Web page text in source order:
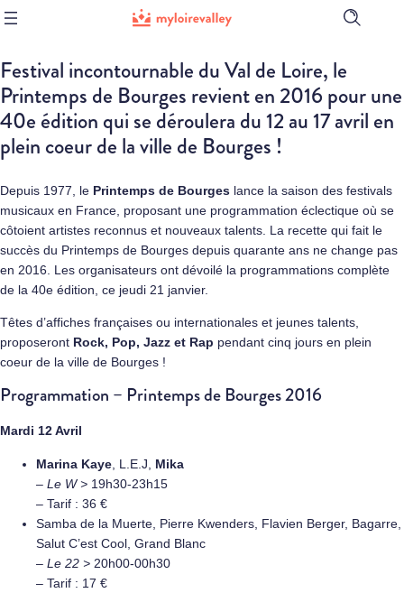
Ouvrir
Festival incontournable duVal de Loire, le
Printemps de Bourges revient en 2016 pour une
40e édition qui se déroulera du 12 au 17 avril en
plein coeur de la ville de Bourges !
Depuis 1977, le Printemps de Bourges lance la saison des festivals
musicaux en France, proposant une programmation éclectique où se
côtoient artistes reconnus et nouveaux talents. La recette qui fait le
succès du Printemps de Bourges depuis quarante ans ne change pas
en 2016. Les organisateurs ont dévoilé la programmations complète
de la 40e édition, ce jeudi 21 janvier.
Têtes d’affiches françaises ou internationales et jeunes talents,
proposeront Rock, Pop, Jazz et Rap pendant cinq jours en plein
coeur de la ville de Bourges !
Programmation – Printemps de Bourges 2016
Mardi 12 Avril
Marina Kaye, L.E.J, Mika
– Le W > 19h30-23h15
– Tarif : 36 €
Samba de la Muerte, Pierre Kwenders, Flavien Berger, Bagarre,
Salut C’est Cool, Grand Blanc
– Le 22 > 20h00-00h30
– Tarif : 17 €